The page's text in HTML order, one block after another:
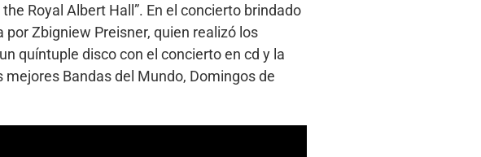
Royal Albert Hall”. En el concierto brindado
Zbigniew Preisner, quien realizó los
quíntuple disco con el concierto en cd y la
Bandas del Mundo, Domingos de